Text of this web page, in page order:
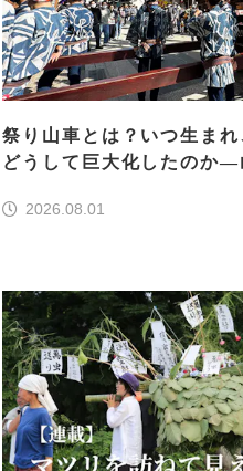
祭り山車とは？いつ生まれ
どうして巨大化したのか―
2026.08.01